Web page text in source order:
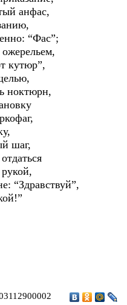
анфас,
“Фас”;
кутюр”,
ноктюрн,
шаг,
“Здравствуй”,